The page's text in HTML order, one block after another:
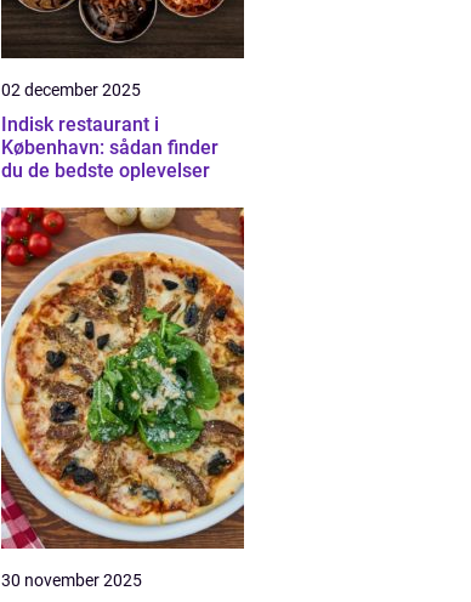
02 december 2025
Indisk restaurant i
København: sådan finder
du de bedste oplevelser
30 november 2025